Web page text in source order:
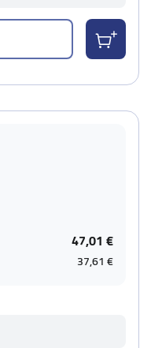
47,01 €
37,61 €